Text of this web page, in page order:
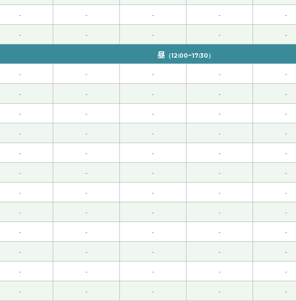
我哥哥也一样但喜欢的是价格最便宜的东西。还有他很知道质量好的产品。最便宜
。谢谢老师，下次见！( 女性 )
的世界杯足球赛日本对巴西的比赛中，日本队以1比2被巴西队淘汰。日本队上一次
代 男性 )
( 男性 )
言：“众人走的路往往拥挤，人迹罕至的幽径深处才能欣赏到繁花盛景。”，意思就
( 50代 男性 )
( 50代 男性 )
自身能力的好的专业，这一点确实很重要。下节课再见。( 50代 男性 )
体育直播而熬夜，但现在早睡比这更重要😁。下节课见。 ( 50代 男性 )
继续努力。
。中国斋饭没有鸡蛋。下次见吧。( 男性 )
- - - - -
- - - - -
昼（12:00~17:30）
- - - - -
- - - - -
- - - - -
- - - - -
- - - - -
- - - - -
- - - - -
- - - - -
- - - - -
- - - - -
- - - - -
- - - - -